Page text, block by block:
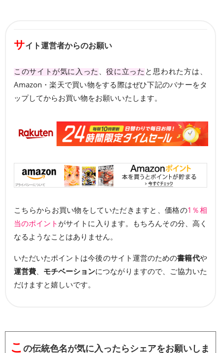
サイト運営者からのお願い
このサイトが気に入った 役に立った と思われた方は、
Amazon・楽天で買い物をする際はぜひ下記のバナーをタ
ップしてからお買い物をお願いいたします。
こちらからお買い物をしていただきますと、価格の1％相
当のポイント がサイトに入ります。もちろんその分、高く
なるようなことはありません。
いただいたポイントは今後のサイト運営のための書籍代や
運営費
モチベーションにつながりますので、ご協力いた
だけますと嬉しいです。
こ の伝統色名が気に入ったらシェアをお願いしま